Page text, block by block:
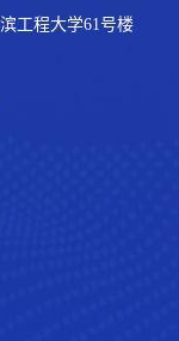
工程大学61号楼